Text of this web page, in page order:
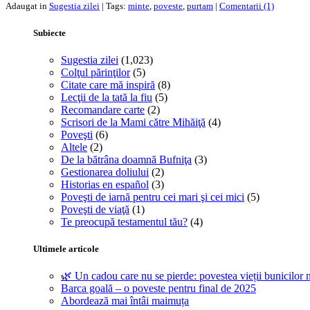
Adaugat in Sugestia zilei | Tags: minte, poveste, purtam | Comentarii (1)
Subiecte
Sugestia zilei (1,023)
Colţul părinţilor(5)
Citate care mă inspiră (8)
Lecţii de la tată la fiu (5)
Recomandare carte (2)
Scrisori de la Mami către Mihăiţă (4)
Poveşti (6)
Altele (2)
De la bătrâna doamnă Bufniţa (3)
Gestionarea doliului (2)
Historias en español (3)
Poveşti de iarnă pentru cei mari şi cei mici (5)
Poveşti de viaţă (1)
Te preocupă testamentul tău? (4)
Ultimele articole
🌿 Un cadou care nu se pierde: povestea vieții bunicilor
Barca goală – o poveste pentru final de 2025
Abordează mai întâi maimuța